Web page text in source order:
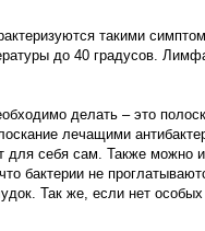
такими
до 40 градусов.
делать – это
лечащими
себя сам. Также можно
бактерии не
Так же, если нет особых